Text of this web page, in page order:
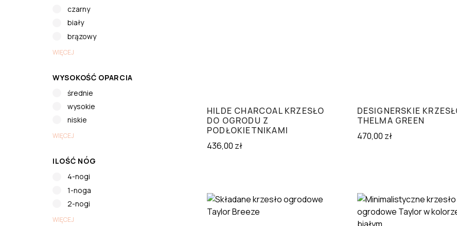
czarny
biały
brązowy
WIĘCEJ
WYSOKOŚĆ OPARCIA
średnie
wysokie
niskie
WIĘCEJ
ILOŚĆ NÓG
4-nogi
1-noga
2-nogi
WIĘCEJ
HILDE CHARCOAL KRZESŁO
DO OGRODU Z
PODŁOKIETNIKAMI
436,00 zł
DESIGNERSKIE
THELMA GREEN
470,00 zł